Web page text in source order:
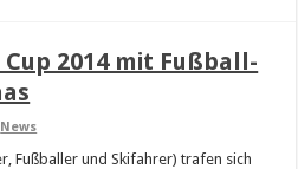
Cup 2014 mit Fußball-
News
Fußballer und Skifahrer) trafen sich